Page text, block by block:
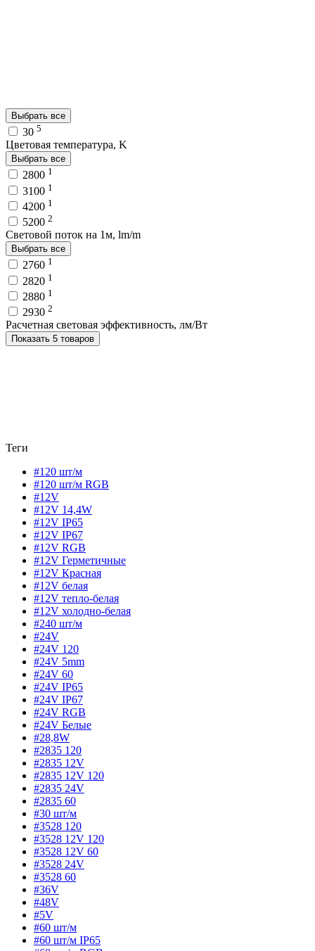
Выбрать все
30 5
Цветовая температура, K
Выбрать все
2800 1
3100 1
4200 1
5200 2
Световой поток на 1м, lm/m
Выбрать все
2760 1
2820 1
2880 1
2930 2
Расчетная световая эффективность, лм/Вт
Показать 5 товаров
Теги
#120 шт/м
#120 шт/м RGB
#12V
#12V 14,4W
#12V IP65
#12V IP67
#12V RGB
#12V Герметичные
#12V Красная
#12V белая
#12V тепло-белая
#12V холодно-белая
#240 шт/м
#24V
#24V 120
#24V 5mm
#24V 60
#24V IP65
#24V IP67
#24V RGB
#24V Белые
#28,8W
#2835 120
#2835 12V
#2835 12V 120
#2835 24V
#2835 60
#30 шт/м
#3528 120
#3528 12V 120
#3528 12V 60
#3528 24V
#3528 60
#36V
#48V
#5V
#60 шт/м
#60 шт/м IP65